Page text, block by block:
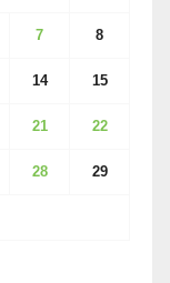
7 8
14 15
21 22
28 29